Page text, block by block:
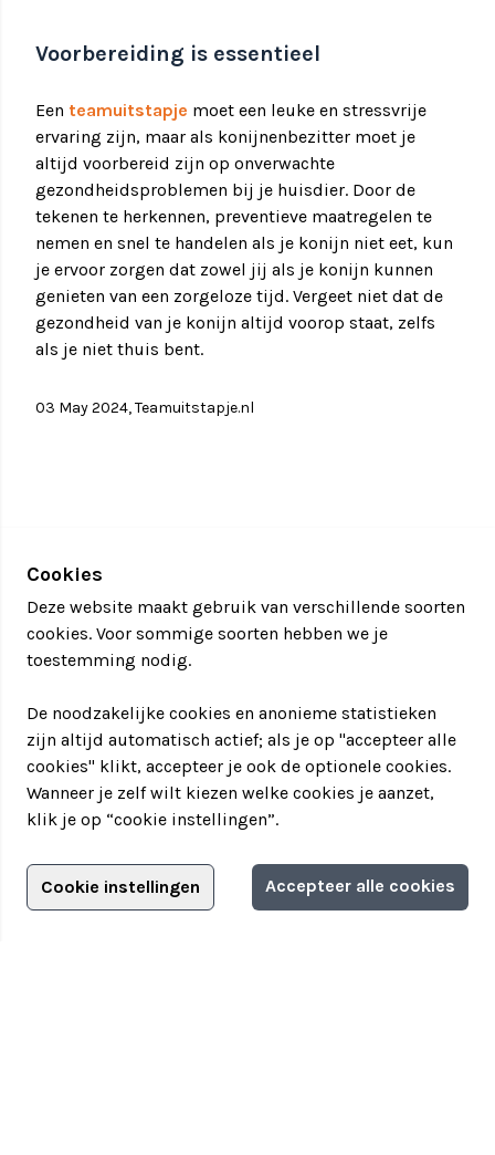
Voorbereiding is essentieel
Een teamuitstapje moet een leuke en stressvrije
ervaring zijn, maar als konijnenbezitter moet je
altijd voorbereid zijn op onverwachte
gezondheidsproblemen bij je huisdier. Door de
tekenen te herkennen, preventieve maatregelen te
nemen en snel te handelen als je konijn niet eet, kun
je ervoor zorgen dat zowel jij als je konijn kunnen
genieten van een zorgeloze tijd. Vergeet niet dat de
gezondheid van je konijn altijd voorop staat, zelfs
als je niet thuis bent.
03 May 2024, Teamuitstapje.nl
Adverteren?
Adverteerdersopties
Cookies
Deze website maakt gebruik van verschillende soorten
cookies. Voor sommige soorten hebben we je
toestemming nodig.
De noodzakelijke cookies en anonieme statistieken
zijn altijd automatisch actief; als je op "accepteer alle
cookies" klikt, accepteer je ook de optionele cookies.
Wanneer je zelf wilt kiezen welke cookies je aanzet,
klik je op “cookie instellingen”.
Cookie instellingen Accepteer alle cookies